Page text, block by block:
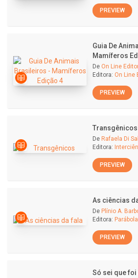
PREVIEW
Guia De
Mamíferos
De On Line
Editora: On Line
PREVIEW
Transgênicos
De Rafaela Di
Editora:
PREVIEW
As ciências
De Plínio A.
Editora:
PREVIEW
Só sei que